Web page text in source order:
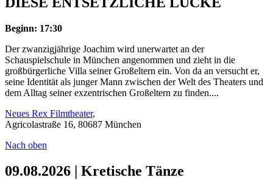
Beginn: 17:30
Der zwanzigjährige Joachim wird unerwartet an der
Schauspielschule in München angenommen und zieht in die
großbürgerliche Villa seiner Großeltern ein. Von da an versucht er,
seine Identität als junger Mann zwischen der Welt des Theaters und
dem Alltag seiner exzentrischen Großeltern zu finden....
Neues Rex Filmtheater,
Agricolastraße 16, 80687 München
Nach oben
09.08.2026 | Kretische Tänze